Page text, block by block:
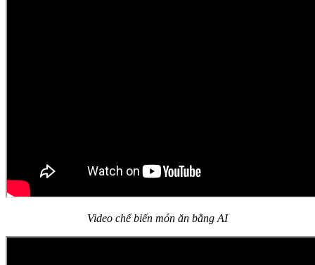
Video chế biến món ăn bằng AI